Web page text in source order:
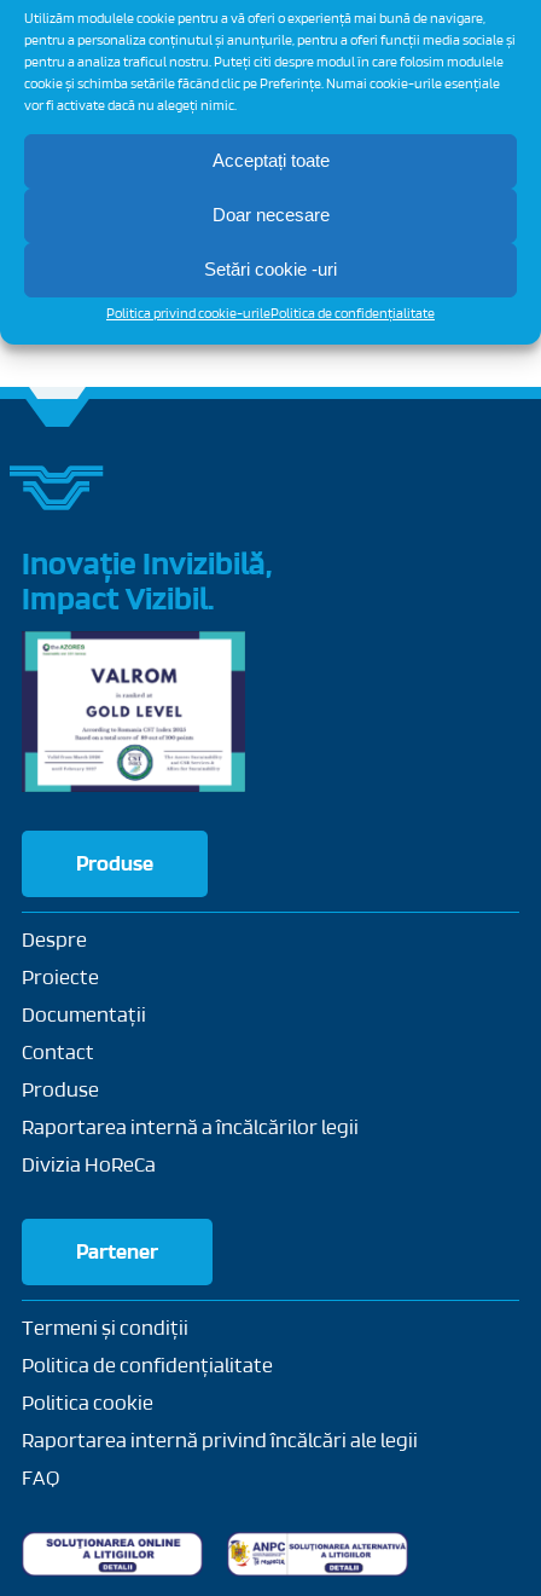
Utilizăm modulele cookie pentru a vă oferi o experiență mai bună de navigare,
pentru a personaliza conținutul și anunțurile, pentru a oferi funcții media sociale și
pentru a analiza traficul nostru. Puteți citi despre modul în care folosim modulele
cookie și schimba setările făcând clic pe Preferințe. Numai cookie-urile esențiale
vor fi activate dacă nu alegeți nimic.
Acceptați toate
Doar necesare
Setări cookie -uri
Politica privind cookie-urilePolitica de confidențialitate
Despre autor:admin
Inovație Invizibilă,
Impact Vizibil.
Produse
Despre
Proiecte
Documentații
Contact
Produse
Raportarea internă a încălcărilor legii
Divizia HoReCa
Partener
Termeni și condiții
Politica de confidențialitate
Politica cookie
Raportarea internă privind încălcări ale legii
FAQ